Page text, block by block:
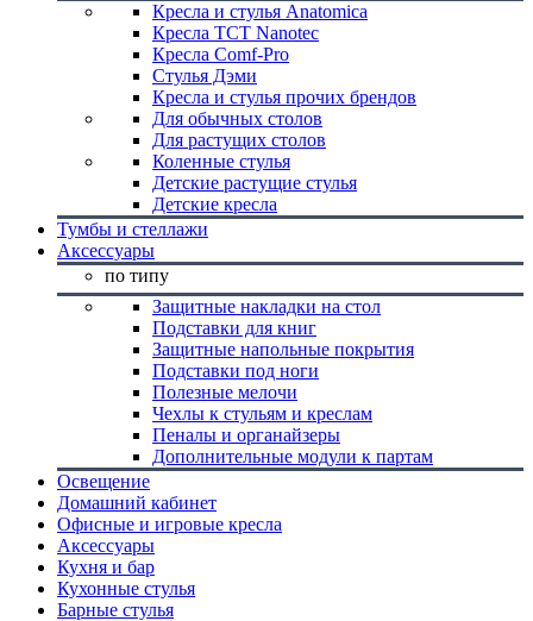
Кресла и стулья Anatomica
Кресла TCT Nanotec
Кресла Comf-Pro
Стулья Дэми
Кресла и стулья прочих брендов
Для обычных столов
Для растущих столов
Коленные стулья
Детские растущие стулья
Детские кресла
Тумбы и стеллажи
Аксессуары
по типу
Защитные накладки на стол
Подставки для книг
Защитные напольные покрытия
Подставки под ноги
Полезные мелочи
Чехлы к стульям и креслам
Пеналы и органайзеры
Дополнительные модули к партам
Освещение
Домашний кабинет
Офисные и игровые кресла
Аксессуары
Кухня и бар
Кухонные стулья
Барные стулья